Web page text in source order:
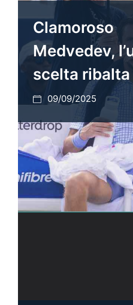
Clamoroso
Medvedev,
scelta
09/09/2025